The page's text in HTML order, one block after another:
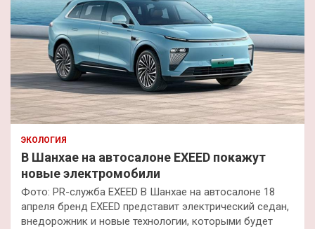
ЭКОЛОГИЯ
В Шанхае на автосалоне EXEED покажут
новые электромобили
Фото: PR-служба EXEED В Шанхае на автосалоне 18
апреля бренд EXEED представит электрический седан,
внедорожник и новые технологии, которыми будет